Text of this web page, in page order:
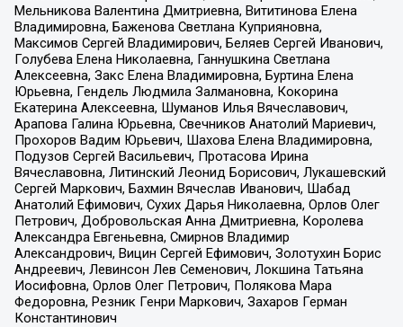
Мельникова Валентина Дмитриевна, Вититинова Елена
Владимировна, Баженова Светлана Куприяновна,
Максимов Сергей Владимирович, Беляев Сергей Иванович,
Голубева Елена Николаевна, Ганнушкина Светлана
Алексеевна, Закс Елена Владимировна, Буртина Елена
Юрьевна, Гендель Людмила Залмановна, Кокорина
Екатерина Алексеевна, Шуманов Илья Вячеславович,
Арапова Галина Юрьевна, Свечников Анатолий Мариевич,
Прохоров Вадим Юрьевич, Шахова Елена Владимировна,
Подузов Сергей Васильевич, Протасова Ирина
Вячеславовна, Литинский Леонид Борисович, Лукашевский
Сергей Маркович, Бахмин Вячеслав Иванович, Шабад
Анатолий Ефимович, Сухих Дарья Николаевна, Орлов Олег
Петрович, Добровольская Анна Дмитриевна, Королева
Александра Евгеньевна, Смирнов Владимир
Александрович, Вицин Сергей Ефимович, Золотухин Борис
Андреевич, Левинсон Лев Семенович, Локшина Татьяна
Иосифовна, Орлов Олег Петрович, Полякова Мара
Федоровна, Резник Генри Маркович, Захаров Герман
Константинович